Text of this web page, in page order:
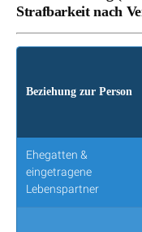
Strafbarkeit nach
Beziehung zur Person
Ehegatten &
eingetragene
Lebenspartner